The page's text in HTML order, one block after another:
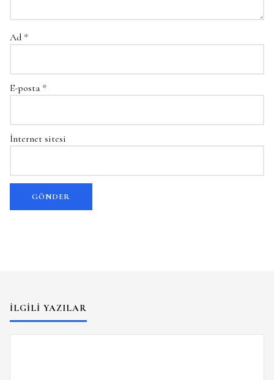
Ad *
E-posta *
İnternet sitesi
İLGILI YAZILAR